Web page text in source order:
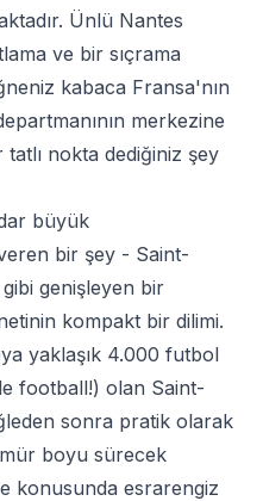
Ünlü Nantes
ve bir sıçrama
kabaca Fransa'nın
merkezine
nokta dediğiniz şey
büyük
bir şey - Saint-
genişleyen bir
kompakt bir dilimi.
yaklaşık 4.000 futbol
football!) olan Saint-
sonra pratik olarak
boyu sürecek
konusunda esrarengiz